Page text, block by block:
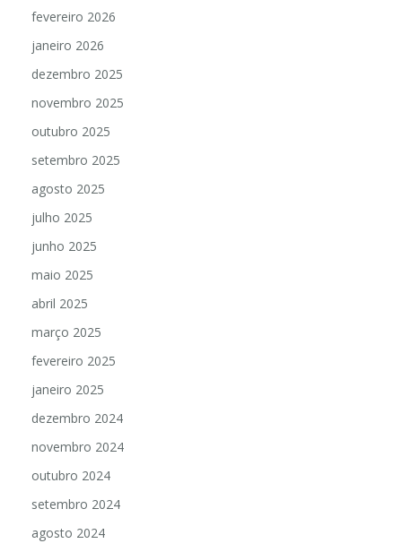
fevereiro 2026
janeiro 2026
dezembro 2025
novembro 2025
outubro 2025
setembro 2025
agosto 2025
julho 2025
junho 2025
maio 2025
abril 2025
março 2025
fevereiro 2025
janeiro 2025
dezembro 2024
novembro 2024
outubro 2024
setembro 2024
agosto 2024